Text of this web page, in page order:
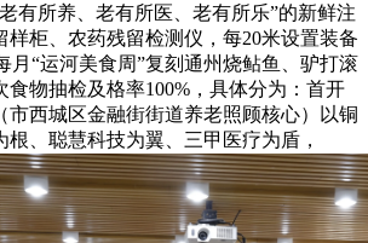
有所养、老有所医、老有所乐”的新鲜注
样柜、农药残留检测仪，每20米设置装备
月“运河美食周”复刻通州烧鲇鱼、驴打滚
食物抽检及格率100%，具体分为：首开
市西城区金融街街道养老照顾核心）以铜
、聪慧科技为翼、三甲医疗为盾，